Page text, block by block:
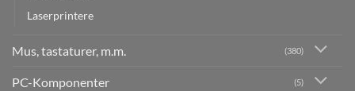
Laserprintere
Mus, tastaturer, m.m. (380)
PC-Komponenter (5)